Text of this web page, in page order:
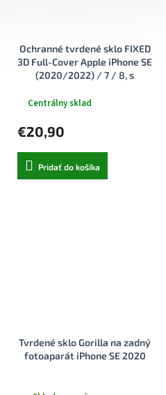
Ochranné tvrdené sklo FIXED
3D Full-Cover Apple iPhone SE
(2020/2022) / 7 / 8, s
čierne
Centrálny sklad
€20,90
Pridať do košíka
Tvrdené sklo Gorilla na zadný
fotoaparát iPhone SE 2020